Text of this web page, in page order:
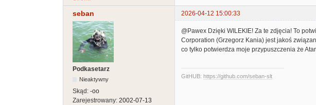
seban 2026-04-12 15:00:33
Podkasetarz
Nieaktywny
Skąd: -oo
Zarejestrowany: 2002-07-13
@Pawex Dzięki WILEKIE! Za te zdjęcia! To
Corporation (Grzegorz Kania) jest jakoś
co tylko potwierdza moje przypuszczenia że
GitHUB: https://github.com/seban-slt